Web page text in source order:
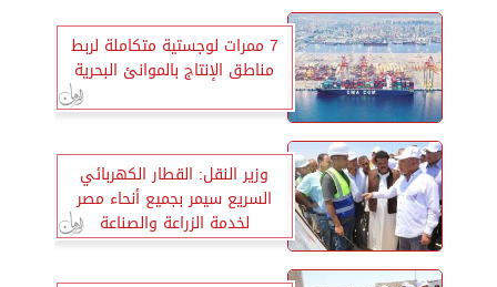
7 ممرات لوجستية متكاملة لربط
مناطق الإنتاج بالموانئ البحرية
وزير النقل: القطار الكهربائي
السريع سيمر بجميع أنحاء مصر
لخدمة الزراعة والصناعة